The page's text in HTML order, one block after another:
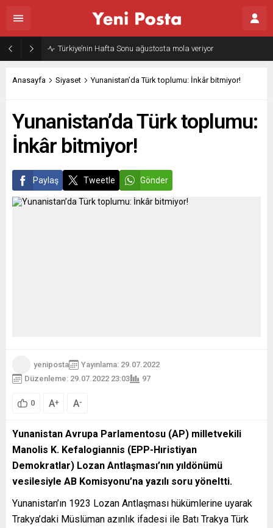
Gazze’nin geleceği: Teknokratik kontrol mü, kolonializm mi?
Anasayfa Siyaset Yunanistan’da Türk toplumu: İnkâr bitmiyor!
Yunanistan’da Türk toplumu:
İnkâr bitmiyor!
Paylaş Tweetle Gönder
yeniposta
Yayınlama: 29.07.2022
Düzenleme: 29.07.2022 23:03
97
0 A+ A-
Yunanistan Avrupa Parlamentosu (AP) milletvekili
Manolis K. Kefalogiannis (EPP-Hıristiyan
Demokratlar) Lozan Antlaşması’nın yıldönümü
vesilesiyle AB Komisyonu’na yazılı soru yöneltti.
Yunanistan’ın 1923 Lozan Antlaşması hükümlerine uyarak
Trakya’daki Müslüman azınlık ifadesi ile Batı Trakya Türk